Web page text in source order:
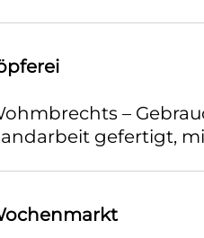
–
gefertigt,